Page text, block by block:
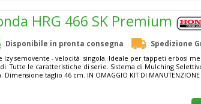
HRG 466 SK Premium
Disponibile in pronta consegna
Spedizione
Izy semovente - velocità singola. Ideale per tappeti erbosi
Tutte le caratteristiche di serie. Sistema di Mulching
Dimensione taglio 46 cm. IN OMAGGIO KIT DI MANUTENZIONE